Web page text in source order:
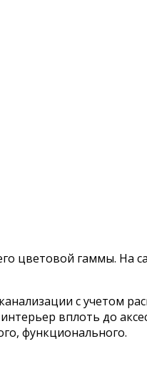
цветовой гаммы. На
с учетом
вплоть до
функционального.